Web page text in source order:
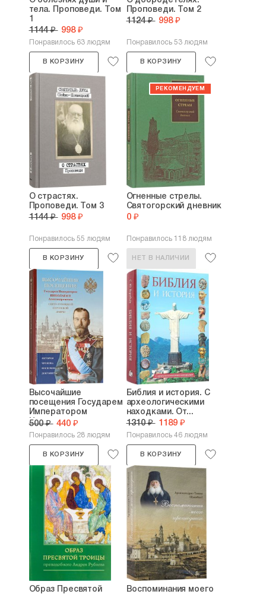
тела. Проповеди. Том
1
1144 ₽ 998 ₽
Понравилось 63 людям
В КОРЗИНУ
Проповеди. Том 2
1124 ₽ 998 ₽
Понравилось 53 людям
В КОРЗИНУ
О страстях.
Проповеди. Том 3
1144 ₽ 998 ₽
Понравилось 55 людям
В КОРЗИНУ
Огненные стрелы.
Святогорский дневник
0 ₽
Понравилось 118 людям
НЕТ В НАЛИЧИИ
Высочайшие
посещения Государем
Императором
Николаем...
500 ₽ 440 ₽
Понравилось 28 людям
В КОРЗИНУ
Библия и история. С
археологическими
находками. От...
1310 ₽ 1189 ₽
Понравилось 46 людям
В КОРЗИНУ
Образ Пресвятой
Воспоминания моего